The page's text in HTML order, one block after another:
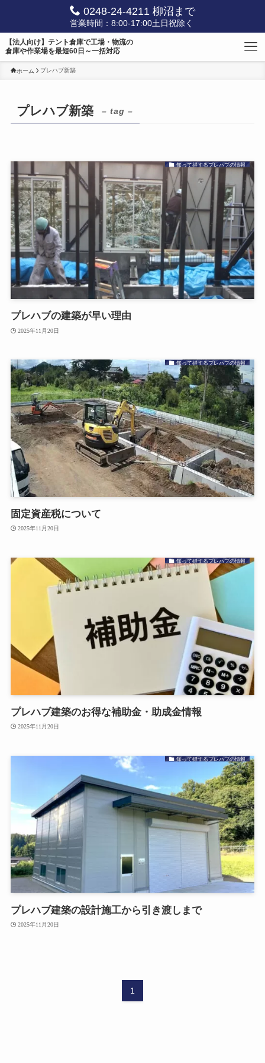
0248-24-4211 柳沼まで
営業時間：8:00-17:00土日祝除く
【法人向け】テント倉庫で工場・物流の
倉庫や作業場を最短60日～一括対応
ホーム プレハブ新築
プレハブ新築 – tag –
知って得するプレハブの情報
プレハブの建築が早い理由
2025年11月20日
知って得するプレハブの情報
固定資産税について
2025年11月20日
知って得するプレハブの情報
プレハブ建築のお得な補助金・助成金情報
2025年11月20日
知って得するプレハブの情報
プレハブ建築の設計施工から引き渡しまで
2025年11月20日
1